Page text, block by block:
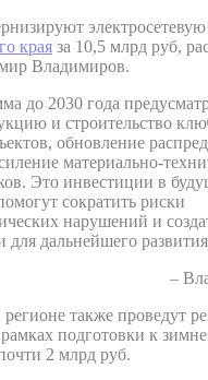
края за 10,5 млрд руб,
Владимиров.
до 2030 года
и строительство
обновление
материально-
Это инвестиции в
сократить риски
нарушений и
для дальнейшего
–
также проведут
рамках подготовки к
2 млрд руб.